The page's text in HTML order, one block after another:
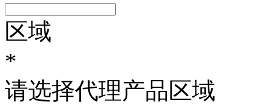
区域
*
请选择代理产品区域